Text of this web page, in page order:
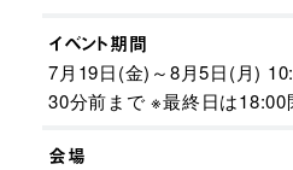
イベント期間
7月19日(金)～8月5日(月)
30分前まで ※最終日は18:00
会場